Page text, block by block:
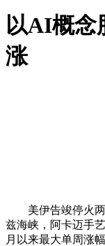
以AI概念
涨
美伊告竣停火两
兹海峡，阿卡迈手
月以来最大单周涨